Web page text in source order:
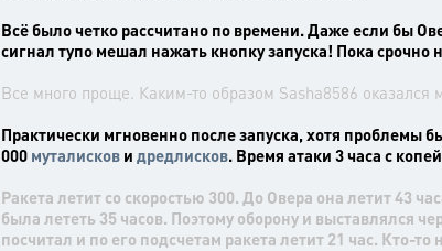
Всё было четко рассчитано по времени. Даже если бы
сигнал тупо мешал нажать кнопку запуска! Пока срочно
Все много проще. Каким-то образом Sasha8586 оказался
Практически мгновенно после запуска, хотя проблемы
000 муталисков и дредлисков. Время атаки 3 часа с
Ракета летит со скоростью 300. До Овера она летит 43
была лететь 35 часов. Поэтому оборону и выставлялся
посчитал и по его подсчетам ракета летит 21 час. Кто-то